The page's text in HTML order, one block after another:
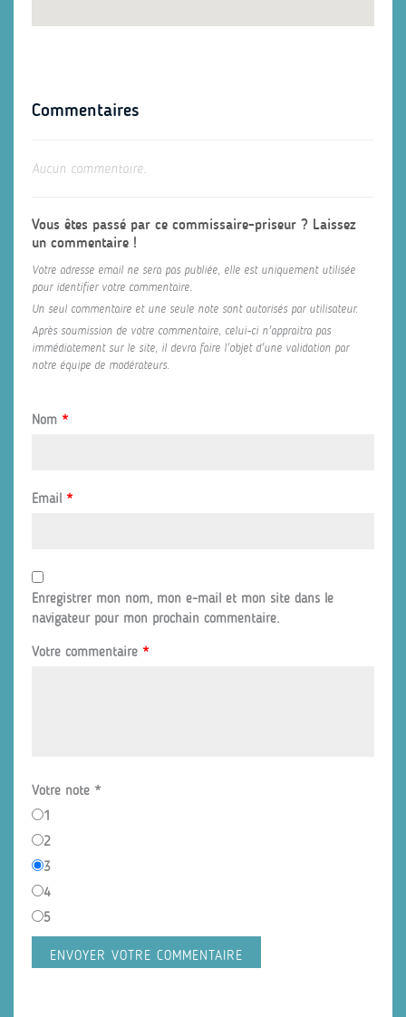
Commentaires
Aucun commentaire.
Vous êtes passé par ce commissaire-priseur ? Laissez
un commentaire !
Votre adresse email ne sera pas publiée, elle est uniquement utilisée
pour identifier votre commentaire.
Un seul commentaire et une seule note sont autorisés par utilisateur.
Après soumission de votre commentaire, celui-ci n'appraitra pas
immédiatement sur le site, il devra faire l'objet d'une validation par
notre équipe de modérateurs.
Nom *
Email *
Enregistrer mon nom, mon e-mail et mon site dans le
navigateur pour mon prochain commentaire.
Votre commentaire *
Votre note *
1
2
3
4
5